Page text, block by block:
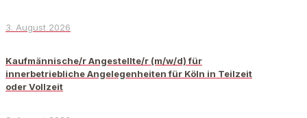
3. August 2026
Kaufmännische/r Angestellte/r (m/w/d) für
innerbetriebliche Angelegenheiten für Köln in Teilzeit
oder Vollzeit